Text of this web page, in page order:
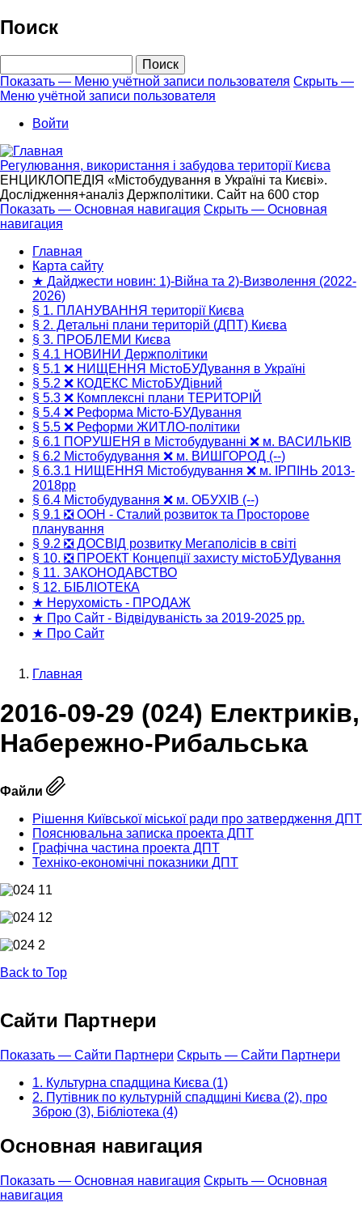
Перейти
к
основному
Поиск
Меню
учётной
записи
пользователя
Показать — Меню учётной записи пользователя Скрыть —
Меню учётной записи пользователя
Войти
Регулювання, використання і забудова території Києва
ЕНЦИКЛОПЕДІЯ «Містобудування в Україні та Києві».
Дослідження+аналіз Держполітики. Сайт на 600 стор
Основная
навигация
Показать — Основная навигация Скрыть — Основная
навигация
Главная
Карта сайту
★ Дайджести новин: 1)-Війна та 2)-Визволення (2022-
2026)
§ 1. ПЛАНУВАННЯ території Києва
§ 2. Детальні плани територій (ДПТ) Києва
§ 3. ПРОБЛЕМИ Києва
§ 4.1 НОВИНИ Держполітики
§ 5.1 ❌ НИЩЕННЯ МістоБУДування в Україні
§ 5.2 ❌ КОДЕКС МістоБУДівний
§ 5.3 ❌ Комплексні плани ТЕРИТОРІЙ
§ 5.4 ❌ Реформа Місто-БУДування
§ 5.5 ❌ Реформи ЖИТЛО-політики
§ 6.1 ПОРУШЕНЯ в Містобудуванні ❌ м. ВАСИЛЬКІВ
§ 6.2 Містобудування ❌ м. ВИШГОРОД (--)
§ 6.3.1 НИЩЕННЯ Містобудування ❌ м. ІРПІНЬ 2013-
2018рр
§ 6.4 Містобудування ❌ м. ОБУХІВ (--)
§ 9.1 ❎ ООН - Сталий розвиток та Просторове
планування
§ 9.2 ❎ ДОСВІД розвитку Мегаполісів в світі
§ 10. ❎ ПРОЕКТ Концепції захисту містоБУДування
§ 11. ЗАКОНОДАВСТВО
§ 12. БІБЛІОТЕКА
★ Нерухомість - ПРОДАЖ
★ Про Сайт - Відвідуваність за 2019-2025 рр.
★ Про Сайт
навигации
Главная
2016-09-29 (024) Електриків,
Набережно-Рибальська
Файли
Рішення Київської міської ради про затвердження ДПТ
Пояснювальна записка проекта ДПТ
Графічна частина проекта ДПТ
Техніко-економічні показники ДПТ
Back to Top
Сайти Партнери
Показать — Сайти Партнери Скрыть — Сайти Партнери
1. Культурна спадщина Києва (1)
2. Путівник по культурній спадщині Києва (2), про
Зброю (3), Бібліотека (4)
Основная навигация
Показать — Основная навигация Скрыть — Основная
навигация